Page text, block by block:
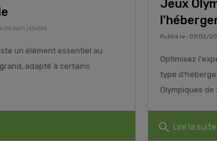
de bain jetable
un élément essentiel au
adapté à certains
Jeux
Publié le : 07/02/
Optimisez
type
Olympiques
search Lire la suite